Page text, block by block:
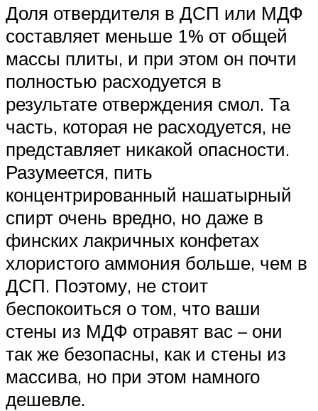
Доля отвердителя в ДСП или МДФ
составляет меньше 1% от общей
массы плиты, и при этом он почти
полностью расходуется в
результате отверждения смол. Та
часть, которая не расходуется, не
представляет никакой опасности.
Разумеется, пить
концентрированный нашатырный
спирт очень вредно, но даже в
финских лакричных конфетах
хлористого аммония больше, чем в
ДСП. Поэтому, не стоит
беспокоиться о том, что ваши
стены из МДФ отравят вас – они
так же безопасны, как и стены из
массива, но при этом намного
дешевле.